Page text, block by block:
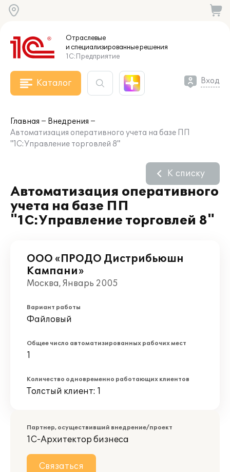
Отраслевые
и специализированныерешения
1С:Предприятие
Каталог Вход
Главная
Внедрения
Автоматизация оперативного учета на базе ПП
"1С:Управление торговлей 8"
Автоматизация оперативного
учета на базе ПП
"1С:Управление торговлей 8"
К списку
ООО «ПРОДО Дистрибьюшн
Кампани»
Москва, Январь 2005
Вариант работы
Файловый
Общее число автоматизированных рабочих мест
1
Количество одновременно работающих клиентов
Толстый клиент: 1
Партнер, осуществивший внедрение/проект
1С-Архитектор бизнеса
Связаться